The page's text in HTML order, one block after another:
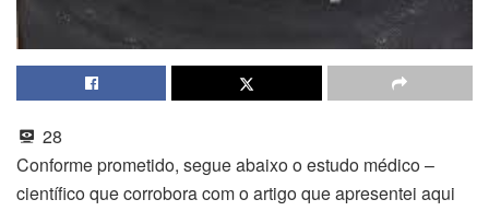
28
Conforme prometido, segue abaixo o estudo médico –
científico que corrobora com o artigo que apresentei aqui